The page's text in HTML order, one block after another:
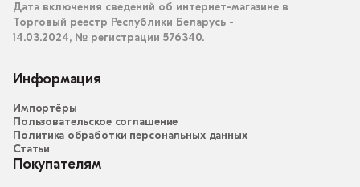
Дата включения сведений об интернет-магазине в
Торговый реестр Республики Беларусь -
14.03.2024, № регистрации 576340.
Информация
Импортёры
Пользовательское соглашение
Политика обработки персональных данных
Статьи
Покупателям